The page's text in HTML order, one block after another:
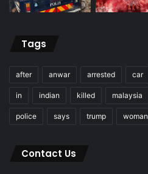
Tags
after anwar arrested car
in indian killed malaysia
police says trump woman
Contact Us